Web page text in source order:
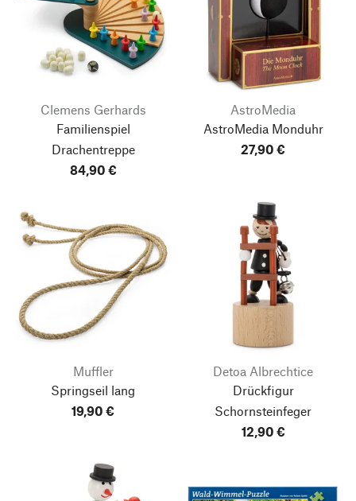
Clemens Gerhards
Familienspiel
Drachentreppe
84,90 €
AstroMedia
AstroMedia Monduhr
27,90 €
Muffler
Springseil lang
19,90 €
Detoa Albrechtice
Drückfigur
Schornsteinfeger
12,90 €